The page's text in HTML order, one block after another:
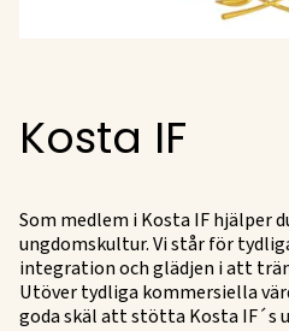
Kosta IF
Som medlem i Kosta IF hjälper
ungdomskultur. Vi står för
integration och glädjen i att
Utöver tydliga kommersiella
goda skäl att stötta Kosta IF´s